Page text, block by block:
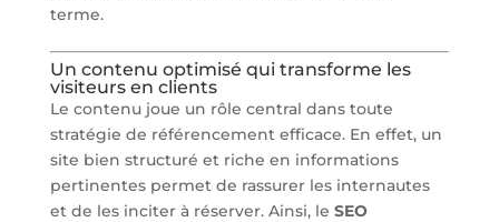
terme.
Un contenu optimisé qui transforme les
visiteurs en clients
Le contenu joue un rôle central dans toute
stratégie de référencement efficace. En effet, un
site bien structuré et riche en informations
pertinentes permet de rassurer les internautes
et de les inciter à réserver. Ainsi, le SEO